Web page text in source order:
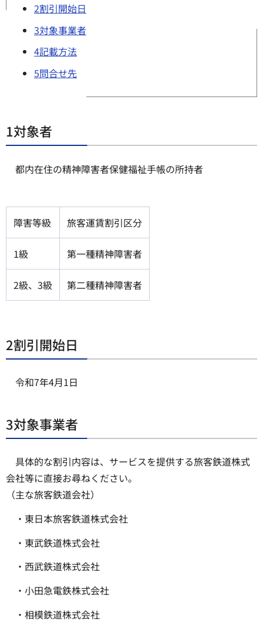
2割引開始日
3対象事業者
4記載方法
5問合せ先
1対象者
都内在住の精神障害者保健福祉手帳の所持者
障害等級 旅客運賃割引区分
1級 第一種精神障害者
2級、3級 第二種精神障害者
2割引開始日
令和7年4月1日
3対象事業者
具体的な割引内容は、サービスを提供する旅客鉄道株式
会社等に直接お尋ねください。
（主な旅客鉄道会社）
・東日本旅客鉄道株式会社
・東武鉄道株式会社
・西武鉄道株式会社
・小田急電鉄株式会社
・相模鉄道株式会社